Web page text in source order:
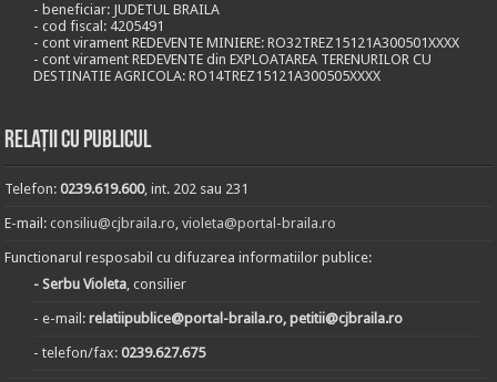
- beneficiar: JUDETUL BRAILA
- cod fiscal: 4205491
- cont virament REDEVENTE MINIERE: RO32TREZ15121A300501XXXX
- cont virament REDEVENTE din EXPLOATAREA TERENURILOR CU
DESTINATIE AGRICOLA: RO14TREZ15121A300505XXXX
Relații cu publicul
Telefon:0239.619.600, int. 202 sau 231
E-mail:consiliu@cjbraila.ro,violeta@portal-braila.ro
Functionarul resposabil cu difuzarea informatiilor publice:
- Serbu Violeta, consilier
- e-mail:relatiipublice@portal-braila.ro, petitii@cjbraila.ro
- telefon/fax:0239.627.675